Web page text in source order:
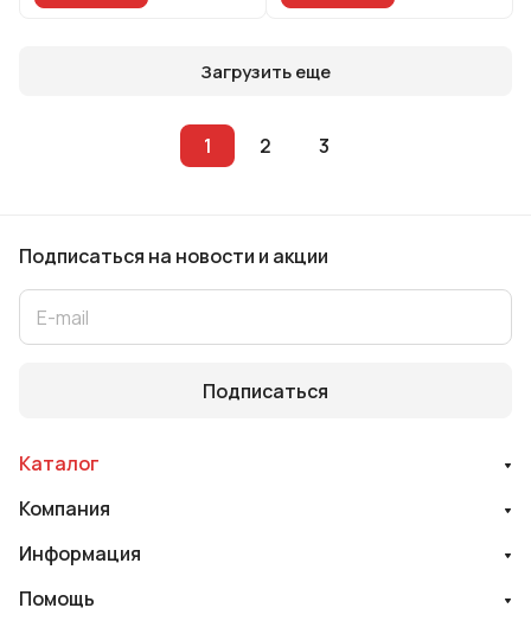
Загрузить еще
1 2 3
Подписаться на новости и акции
Подписаться
Каталог
Компания
Информация
Помощь